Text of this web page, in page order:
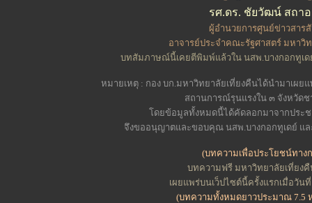
รศ.ดร. ชัยวัฒน์ สถา
ผู้อำนวยการศูนย์ข่าวสาร
อาจารย์ประจำคณะรัฐศาสตร์ มหาวิ
บทสัมภาษณ์นี้เคยตีพิมพ์แล้วใน นสพ.บางกอกทูเ
หมายเหตุ : กอง บก.มหาวิทยาลัยเที่ยงคืนได้นำมาเผย
สถานการณ์รุนแรงใน ๓ จังหวัด
โดยข้อมูลทั้งหมดนี้ได้คัดลอกมาจากประ
จึงขออนุญาตและขอบคุณ นสพ.บางกอกทูเดย์ แ
(บทความเพื่อประโยชน์ทาง
บทความฟรี มหาวิทยาลัยเที่ยงคื
เผยแพร่บนเว็ปไซต์นี้ครั้งแรกเมื่อวั
(บทความทั้งหมดยาวประมาณ 7.5